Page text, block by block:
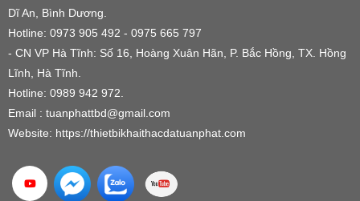
Dĩ An, Bình Dương.
Hotline: 0973 905 492 - 0975 665 797
- CN VP Hà Tĩnh: Số 16, Hoàng Xuân Hãn, P. Bắc Hồng, TX. Hồng
Lĩnh, Hà Tĩnh.
Hotline: 0989 942 972.
Email : tuanphattbd@gmail.com
Website: https://thietbikhaithacdatuanphat.com